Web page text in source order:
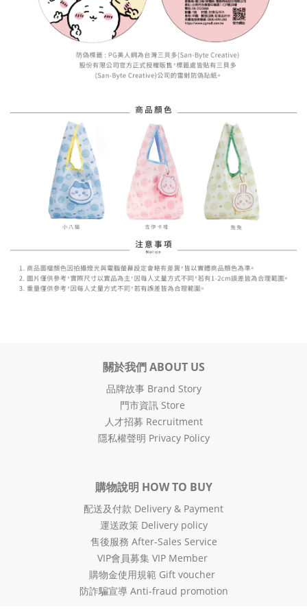
關於我們 ABOUT US
品牌故事 Brand Story
門市資訊 Store
人才招募 Recruitment
隱私權聲明 Privacy Policy
購物說明 HOW TO BUY
配送及付款 Delivery & Payment
運送政策 Delivery policy
售後服務 After-Sales Service
VIP會員募集 VIP Member
購物金使用規範 Gift voucher
防詐騙宣導 Anti-fraud promotion